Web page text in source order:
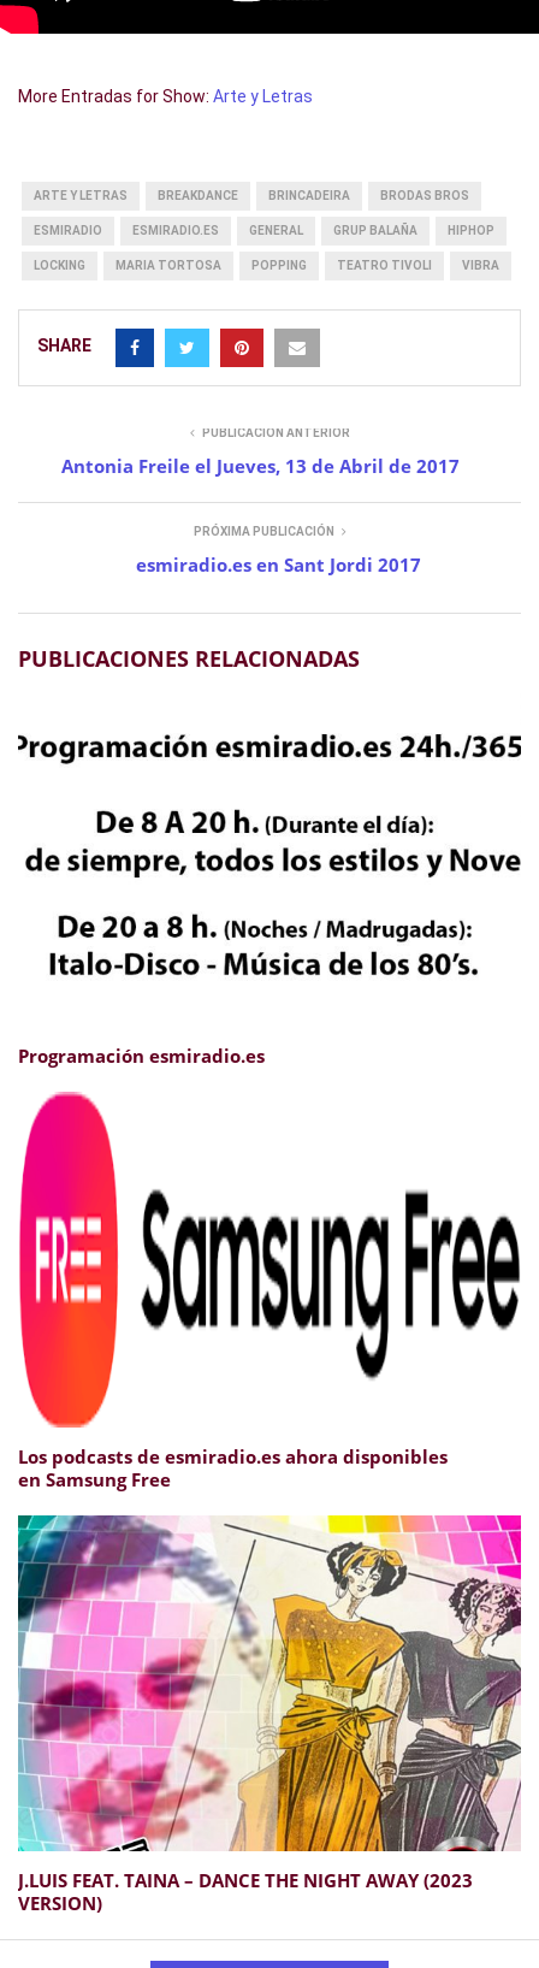
More Entradas for Show: Arte y Letras
ARTE Y LETRAS BREAKDANCE BRINCADEIRA BRODAS BROS
ESMIRADIO ESMIRADIO.ES GENERAL GRUP BALAÑA HIPHOP
LOCKING MARIA TORTOSA POPPING TEATRO TIVOLI VIBRA
SHARE
PUBLICACIÓN ANTERIOR
Antonia Freile el Jueves, 13 de Abril de 2017
PRÓXIMA PUBLICACIÓN
esmiradio.es en Sant Jordi 2017
PUBLICACIONES RELACIONADAS
Programación esmiradio.es
Los podcasts de esmiradio.es ahora disponibles
en Samsung Free
J​.​LUIS FEAT. TAINA – DANCE THE NIGHT AWAY (2023
VERSION)